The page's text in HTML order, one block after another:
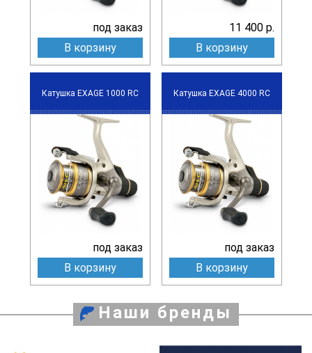
под заказ
В корзину
11 400 р.
В корзину
Катушка EXAGE 1000 RC
под заказ
В корзину
Катушка EXAGE 4000 RC
под заказ
В корзину
Наши бренды